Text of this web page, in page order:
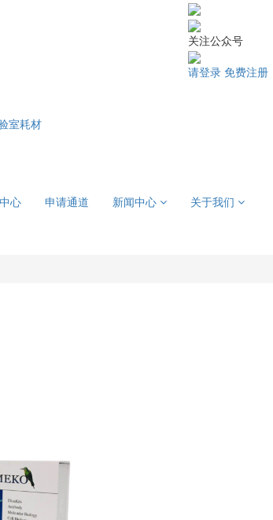
关注公众号
请登录 免费注册
室耗材
心 申请通道 新闻中心 关于我们